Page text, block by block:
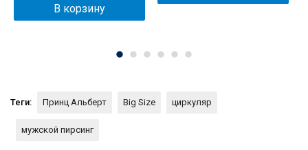
В корзину
Теги: Принц Альберт Big Size циркуляр
мужской пирсинг